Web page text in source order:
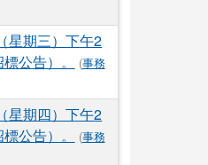
星期三）下午2
公告）。
(事務
星期四）下午2
公告）。
(事務